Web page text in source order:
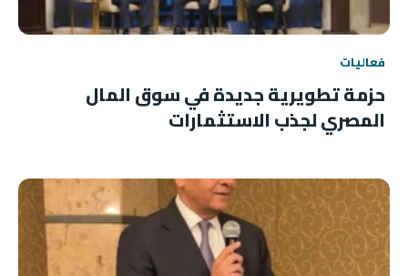
فعاليات
حزمة تطويرية جديدة في سوق المال
المصري لجذب الاستثمارات